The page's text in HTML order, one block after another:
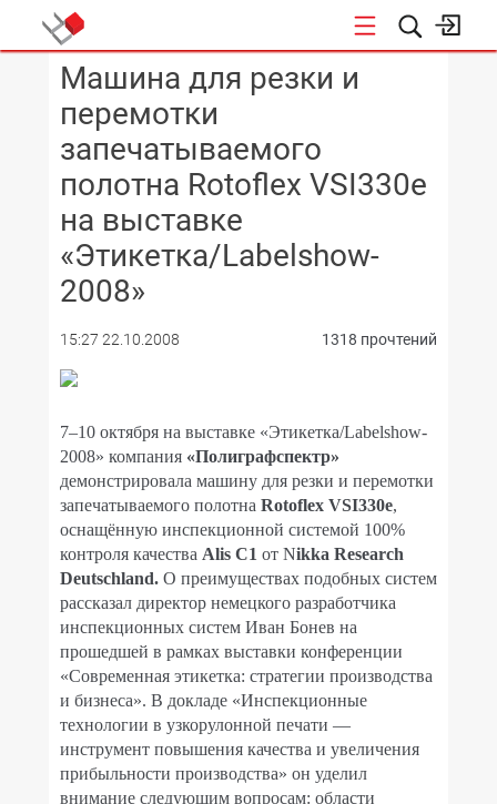
КОНФЕРЕНЦИИ
Машина для резки и
перемотки
запечатываемого
полотна Rotoflex VSI330e
на выставке
«Этикетка/Labelshow-
2008»
15:27 22.10.2008 1318 прочтений
7–10 октября на выставке «Этикетка/Labelshow-
2008» компания «Полиграфспектр»
демонстрировала машину для резки и перемотки
запечатываемого полотна Rotoflex VSI330e,
оснащённую инспекционной системой 100%
контроля качества Alis C1 от Nikka Research
Deutschland. О преимуществах подобных систем
рассказал директор немецкого разработчика
инспекционных систем Иван Бонев на
прошедшей в рамках выставки конференции
«Современная этикетка: стратегии производства
и бизнеса». В докладе «Инспекционные
технологии в узкорулонной печати —
инструмент повышения качества и увеличения
прибыльности производства» он уделил
внимание следующим вопросам: области